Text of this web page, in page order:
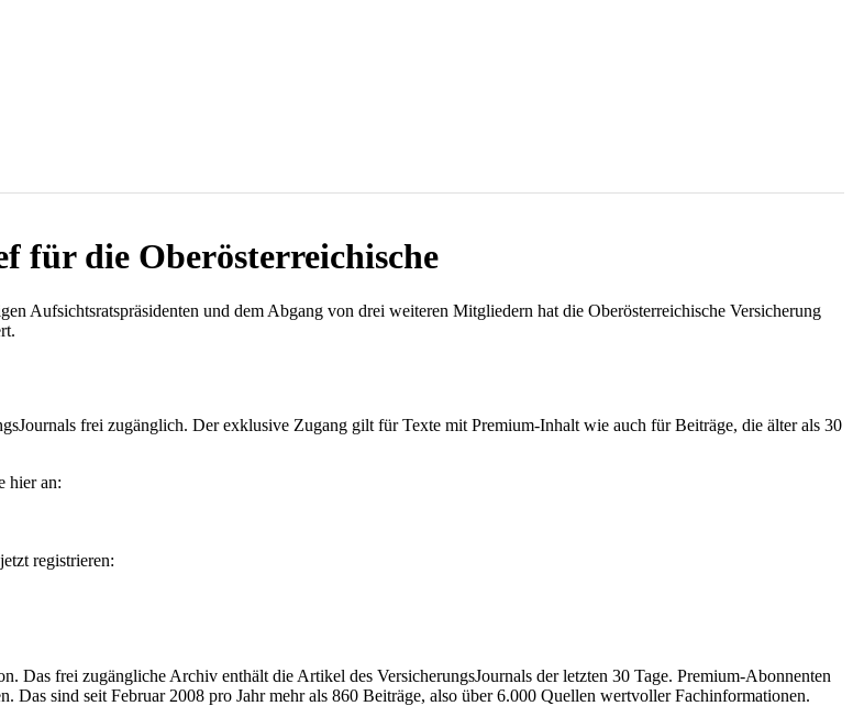
für die Oberösterreichische
Aufsichtsratspräsidenten und dem Abgang von drei weiteren Mitgliedern hat die Oberösterreichische Versicherung
frei zugänglich. Der exklusive Zugang gilt für Texte mit Premium-Inhalt wie auch für Beiträge, die älter als 30
hier an:
registrieren:
Das frei zugängliche Archiv enthält die Artikel des VersicherungsJournals der letzten 30 Tage. Premium-Abonnenten
Das sind seit Februar 2008 pro Jahr mehr als 860 Beiträge, also über 6.000 Quellen wertvoller Fachinformationen.